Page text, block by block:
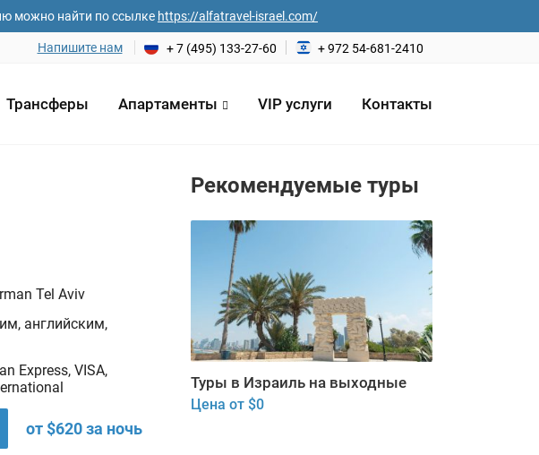
можно найти по ссылке https://alfatravel-israel.com/
Напишите нам + 7 (495) 133-27-60 + 972 54-681-2410
Трансферы Апартаменты VIP услуги Контакты
Tel Aviv
английским,
Express, VISA,
от $620 за ночь
Рекомендуемые туры
Туры в Израиль на выходные
Цена от $0
Количество человек
1